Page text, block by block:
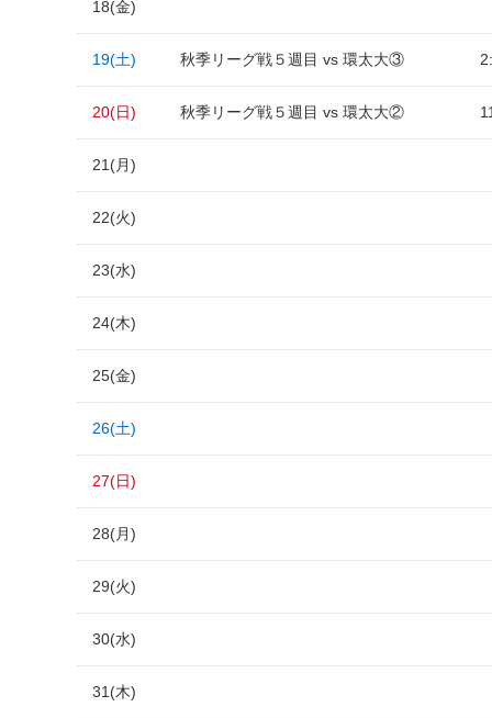
18(金)
19(土) 秋季リーグ戦５週目 vs 環太大③
20(日) 秋季リーグ戦５週目 vs 環太大②
21(月)
22(火)
23(水)
24(木)
25(金)
26(土)
27(日)
28(月)
29(火)
30(水)
31(木)